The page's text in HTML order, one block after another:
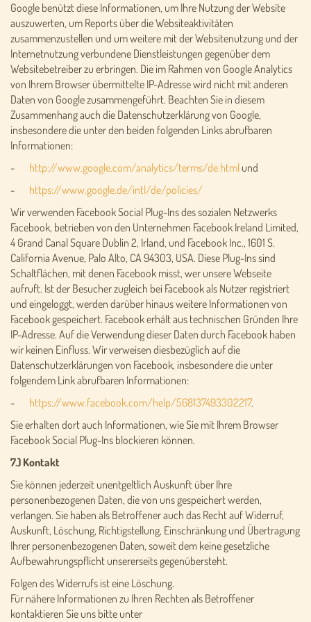
Google benützt diese Informationen, um Ihre Nutzung der Website
auszuwerten, um Reports über die Websiteaktivitäten
zusammenzustellen und um weitere mit der Websitenutzung und der
Internetnutzung verbundene Dienstleistungen gegenüber dem
Websitebetreiber zu erbringen. Die im Rahmen von Google Analytics
von Ihrem Browser übermittelte IP-Adresse wird nicht mit anderen
Daten von Google zusammengeführt. Beachten Sie in diesem
Zusammenhang auch die Datenschutzerklärung von Google,
insbesondere die unter den beiden folgenden Links abrufbaren
Informationen:
- http://www.google.com/analytics/terms/de.html und
- https://www.google.de/intl/de/policies/
Wir verwenden Facebook Social Plug-Ins des sozialen Netzwerks
Facebook, betrieben von den Unternehmen Facebook Ireland Limited,
4 Grand Canal Square Dublin 2, Irland, und Facebook Inc., 1601 S.
California Avenue, Palo Alto, CA 94303, USA. Diese Plug-Ins sind
Schaltflächen, mit denen Facebook misst, wer unsere Webseite
aufruft. Ist der Besucher zugleich bei Facebook als Nutzer registriert
und eingeloggt, werden darüber hinaus weitere Informationen von
Facebook gespeichert. Facebook erhält aus technischen Gründen Ihre
IP-Adresse. Auf die Verwendung dieser Daten durch Facebook haben
wir keinen Einfluss. Wir verweisen diesbezüglich auf die
Datenschutzerklärungen von Facebook, insbesondere die unter
folgendem Link abrufbaren Informationen:
- https://www.facebook.com/help/568137493302217.
Sie erhalten dort auch Informationen, wie Sie mit Ihrem Browser
Facebook Social Plug-Ins blockieren können.
7.) Kontakt
Sie können jederzeit unentgeltlich Auskunft über Ihre
personenbezogenen Daten, die von uns gespeichert werden,
verlangen. Sie haben als Betroffener auch das Recht auf Widerruf,
Auskunft, Löschung, Richtigstellung, Einschränkung und Übertragung
Ihrer personenbezogenen Daten, soweit dem keine gesetzliche
Aufbewahrungspflicht unsererseits gegenübersteht.
Folgen des Widerrufs ist eine Löschung.
Für nähere Informationen zu Ihren Rechten als Betroffener
kontaktieren Sie uns bitte unter